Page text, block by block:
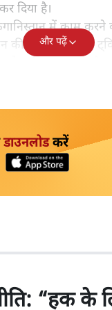
दिया है।
में काम करने
रिपोर्टिंग की है।
शेयर किया जा रहा है।
और पढ़ें
डाउनलोडकरें
“हक के